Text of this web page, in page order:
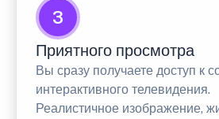
3
Приятного просмотра
Вы сразу получаете доступ к
интерактивного телевидения.
Реалистичное изображение,